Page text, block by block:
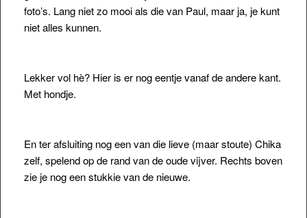
foto’s. Lang niet zo mooi als die van Paul, maar ja, je kunt
niet alles kunnen.
Lekker vol hè? Hier is er nog eentje vanaf de andere kant.
Met hondje.
En ter afsluiting nog een van die lieve (maar stoute) Chika
zelf, spelend op de rand van de oude vijver. Rechts boven
zie je nog een stukkie van de nieuwe.